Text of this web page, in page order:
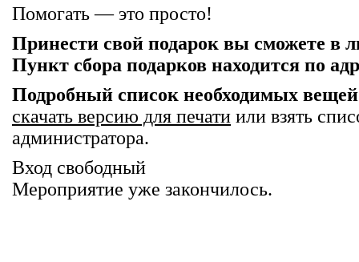
Помогать — это просто!
Принести свой подарок вы сможете в
Пункт сбора подарков находится по
Подробный список необходимых вещей
скачать версию для печати или взять
администратора.
Вход свободный
Мероприятие уже закончилось.